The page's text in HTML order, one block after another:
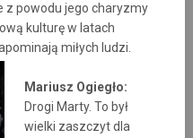
z powodu jego charyzmy
kulturę w latach
miłych ludzi.
Mariusz Ogiegło:
Drogi Marty. To był
wielki zaszczyt dla